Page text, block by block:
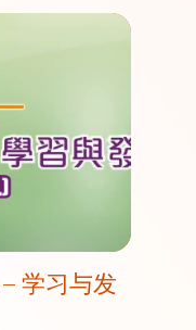
学习与发